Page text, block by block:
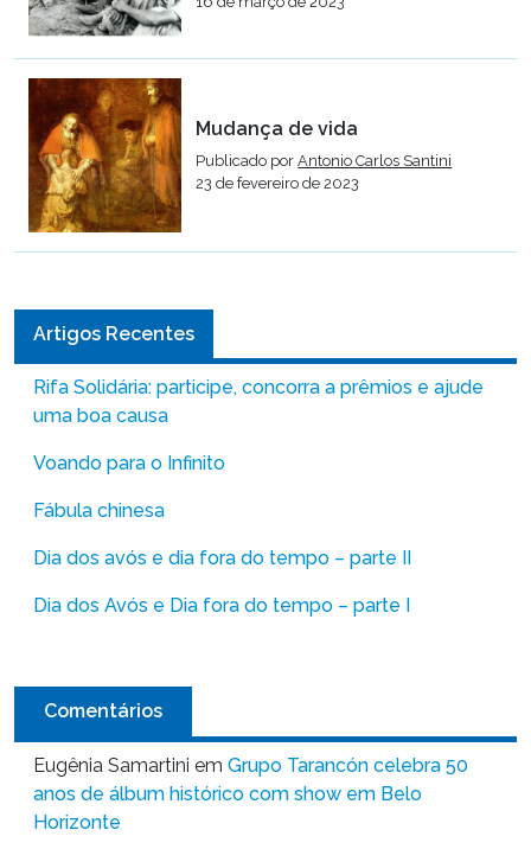
Mudança de vida
Publicado porAntonio Carlos Santini
23 de fevereiro de 2023
Artigos Recentes
Rifa Solidária: participe, concorra a prêmios e ajude
uma boa causa
Voando para o Infinito
Fábula chinesa
Dia dos avós e dia fora do tempo – parte II
Dia dos Avós e Dia fora do tempo – parte I
Comentários
Eugênia Samartini em Grupo Tarancón celebra 50
anos de álbum histórico com show em Belo
Horizonte